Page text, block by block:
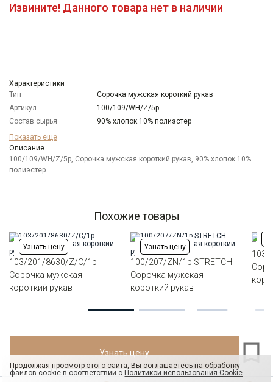
Извините! Данного товара нет в наличии
Характеристики
Тип
Сорочка мужская короткий рукав
Артикул
100/109/WH/Z/5p
Состав сырья
90% хлопок 10% полиэстер
Бренд
Модель
Цвет
Белый
Отделка
отсутствует
Показать еще
Описание
100/109/WH/Z/5p, Сорочка мужская короткий рукав, 90% хлопок 10%
полиэстер
Похожие товары
Узнать цену
103/201/8630/Z/C/1p
Сорочка мужская
короткий рукав
Узнать цену
100/207/ZN/1p STRETCH
Сорочка мужская
короткий рукав
103/
Узнать цену
Продолжая просмотр этого сайта, Вы соглашаетесь на обработку
файлов cookie в соответствии с Политикой использования Cookie.